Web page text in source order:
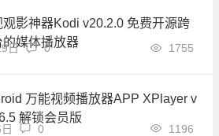
观影神器Kodi v20.2.0 免费开源跨
的媒体播放器
日 1755
0
万能视频播放器APP XPlayer v
解锁会员版
1196
0